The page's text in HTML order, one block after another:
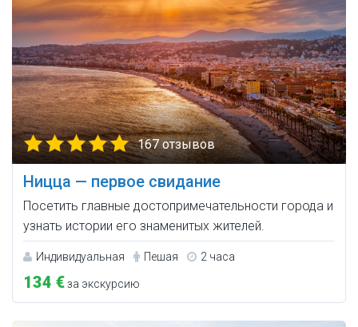
167 отзывов
Ницца — первое свидание
Посетить главные достопримечательности города и
узнать истории его знаменитых жителей.
Индивидуальная Пешая 2 часа
134 €за экскурсию